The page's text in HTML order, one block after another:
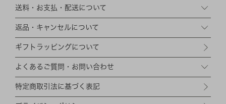
送料・お支払・配送について
返品・キャンセルについて
ギフトラッピングについて
よくあるご質問・お問い合わせ
特定商取引法に基づく表記